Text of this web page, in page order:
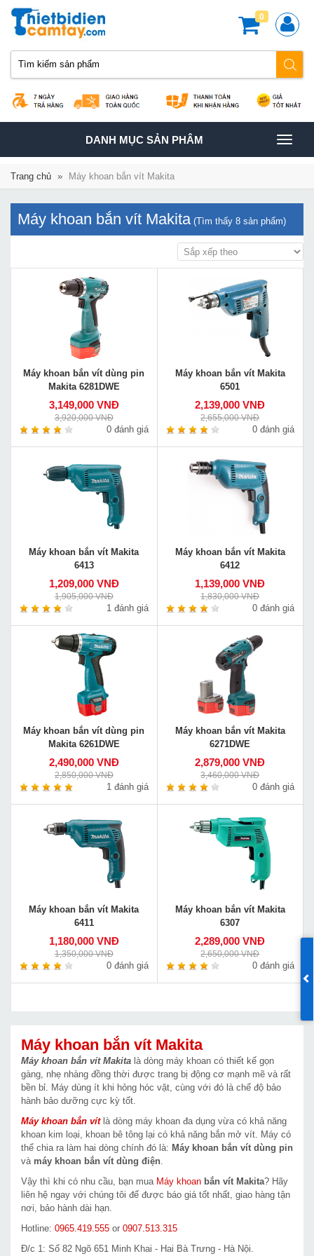
0
TOGGLE
NAVIGATION
DANH MỤC SẢN PHÂM
Trang chủ » Máy khoan bắn vít Makita
Máy khoan bắn vít Makita(Tìm thấy 8 sản phẩm)
Máy khoan bắn vít dùng pin
Makita 6281DWE
3,149,000 VNĐ
3,920,000 VNĐ
0 đánh giá
Máy khoan bắn vít Makita
6501
2,139,000 VNĐ
2,655,000 VNĐ
0 đánh giá
Máy khoan bắn vít Makita
6413
1,209,000 VNĐ
1,905,000 VNĐ
1 đánh giá
Máy khoan bắn vít Makita
6412
1,139,000 VNĐ
1,830,000 VNĐ
0 đánh giá
Máy khoan bắn vít dùng pin
Makita 6261DWE
2,490,000 VNĐ
2,850,000 VNĐ
1 đánh giá
Máy khoan bắn vít Makita
6271DWE
2,879,000 VNĐ
3,460,000 VNĐ
0 đánh giá
Máy khoan bắn vít Makita
6411
1,180,000 VNĐ
1,350,000 VNĐ
0 đánh giá
Máy khoan bắn vít Makita
6307
2,289,000 VNĐ
2,650,000 VNĐ
0 đánh giá
Máy khoan bắn vít Makita
Máy khoan bắn vít Makita là dòng máy khoan có thiết kế gọn
gàng, nhẹ nhàng đồng thời được trang bị động cơ mạnh mẽ và rất
bền bỉ. Máy dùng ít khi hỏng hóc vặt, cùng với đó là chế độ bảo
hành bảo dưỡng cực kỳ tốt.
Máy khoan bắn vítlà dòng máy khoan đa dụng vừa có khả năng
khoan kim loại, khoan bê tông lại có khả năng bắn mở vít. Máy có
thể chia ra làm hai dòng chính đó là: Máy khoan bắn vít dùng pin
và máy khoan bắn vít dùng điện.
Vậy thì khi có nhu cầu, bạn mua Máy khoan bắn vít Makita? Hãy
liên hệ ngay với chúng tôi để được báo giá tốt nhất, giao hàng tận
nơi, bảo hành dài hạn.
Hotline: 0965.419.555 or 0907.513.315
Đ/c 1: Số 82 Ngõ 651 Minh Khai - Hai Bà Trưng - Hà Nội.